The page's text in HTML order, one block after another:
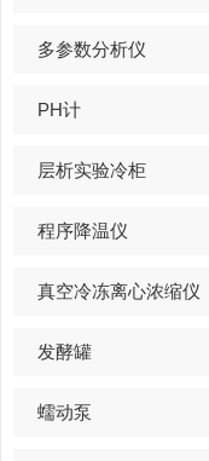
多参数分析仪
PH计
层析实验冷柜
程序降温仪
真空冷冻离心浓缩仪
发酵罐
蠕动泵